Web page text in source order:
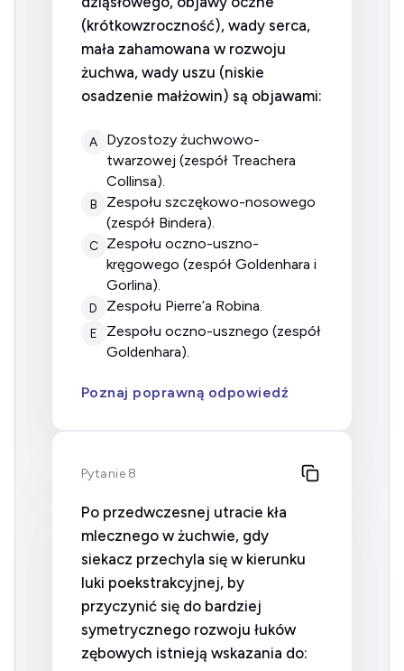
(krótkowzroczność), wady serca,
mała zahamowana w rozwoju
żuchwa, wady uszu (niskie
osadzenie małżowin) są objawami:
A
dyzostozy żuchwowo-
twarzowej (zespół Treachera
Collinsa).
B
zespołu szczękowo-nosowego
(zespół Bindera).
C
zespołu oczno-uszno-
kręgowego (zespół Goldenhara i
Gorlina).
D zespołu Pierre’a Robina.
E
zespołu oczno-usznego (zespół
Goldenhara).
Poznaj poprawną odpowiedź
Pytanie 8
Po przedwczesnej utracie kła
mlecznego w żuchwie, gdy
siekacz przechyla się w kierunku
luki poekstrakcyjnej, by
przyczynić się do bardziej
symetrycznego rozwoju łuków
zębowych istnieją wskazania do: